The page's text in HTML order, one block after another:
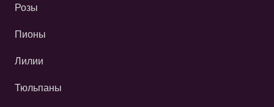
Розы
Пионы
Лилии
Тюльпаны